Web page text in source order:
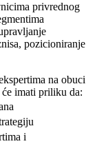
privrednog
pozicioniranje
na obuci
imati priliku da:
i